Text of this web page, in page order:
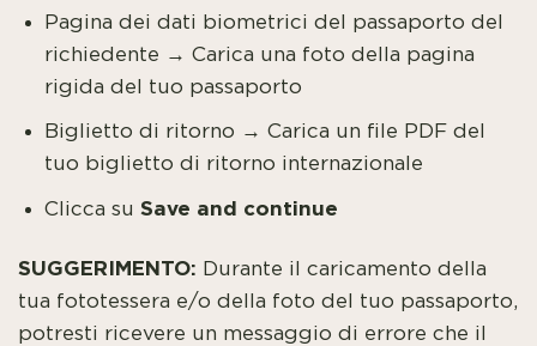
Pagina dei dati biometrici del passaporto del
richiedente → Carica una foto della pagina
rigida del tuo passaporto
Biglietto di ritorno → Carica un file PDF del
tuo biglietto di ritorno internazionale
Clicca suSave and continue
SUGGERIMENTO: Durante il caricamento della
tua fototessera e/o della foto del tuo passaporto,
potresti ricevere un messaggio di errore che il